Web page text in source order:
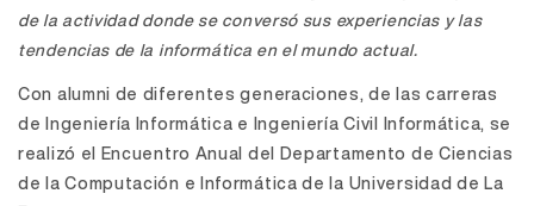
de la actividad donde se conversó sus experiencias y las
tendencias de la informática en el mundo actual.
Con alumni de diferentes generaciones, de las carreras
de Ingeniería Informática e Ingeniería Civil Informática, se
realizó el Encuentro Anual del Departamento de Ciencias
de la Computación e Informática de la Universidad de La